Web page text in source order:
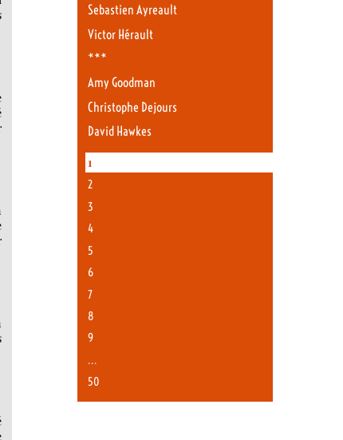
Sebastien Ayreault
Victor Hérault
***
Amy Goodman
Christophe Dejours
David Hawkes
1
2
3
4
5
6
7
8
9
…
50